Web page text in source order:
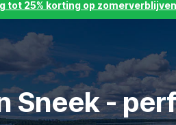
tot 25% korting op
Sneek -